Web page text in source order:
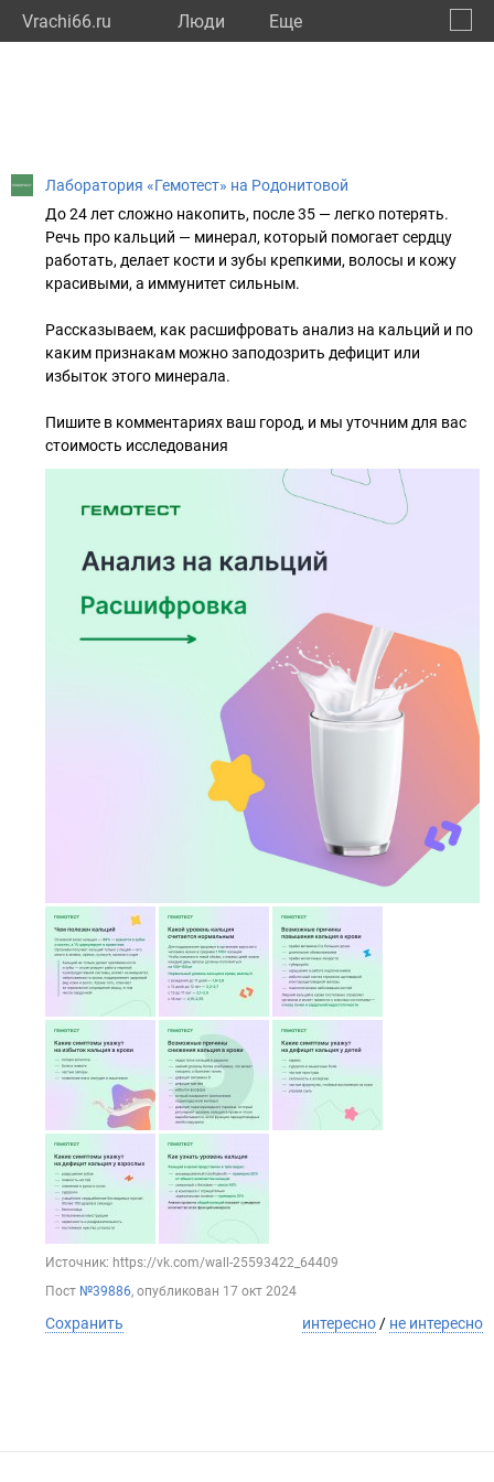
Vrachi66.ru Люди Eще
Лаборатория «Гемотест» на Родонитовой
До 24 лет сложно накопить, после 35 — легко потерять.
Речь про кальций — минерал, который помогает сердцу
работать, делает кости и зубы крепкими, волосы и кожу
красивыми, а иммунитет сильным.
Рассказываем, как расшифровать анализ на кальций и по
каким признакам можно заподозрить дефицит или
избыток этого минерала.
Пишите в комментариях ваш город, и мы уточним для вас
стоимость исследования
Источник: https://vk.com/wall-25593422_64409
Пост №39886, опубликован 17 окт 2024
Сохранить интересно / не интересно